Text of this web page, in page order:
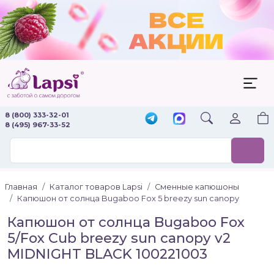
8 (800) 333-32-01
8 (495) 967-33-52
Главная Каталог товаров Lapsi
Сменные капюшоны
Капюшон от солнца Bugaboo Fox 5 breezy sun canopy
Капюшон от солнца Bugaboo Fox
5/Fox Cub breezy sun canopy v2
MIDNIGHT BLACK 100221003